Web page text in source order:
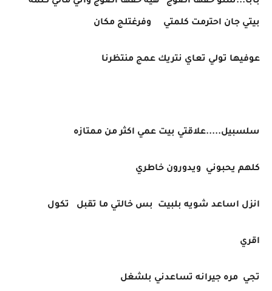
بيتي جان احترمت كلمتي وفرغتلج مكان
عوفيها تولي تعاي نتريك عمج منتظرنا
سلسبيل.....علاقتي بيت عمي اكثر من ممتازه
كلهم يحبوني ويدورون خاطري
انزل اساعد شويه بلبيت بس خالتي ما تقبل تكول
اقري
تجي مره جيرانه تساعدني بلشغل